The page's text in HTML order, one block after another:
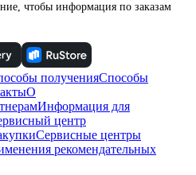
чтобы информация по заказам
полученияСпособы
О
Информация для
центр
Сервисные центры
рекомендательных